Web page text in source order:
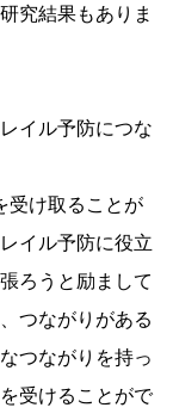
究結果もありま
イル予防につな
受け取ることが
イル予防に役立
ろうと励まして
つながりがある
つながりを持っ
受けることがで